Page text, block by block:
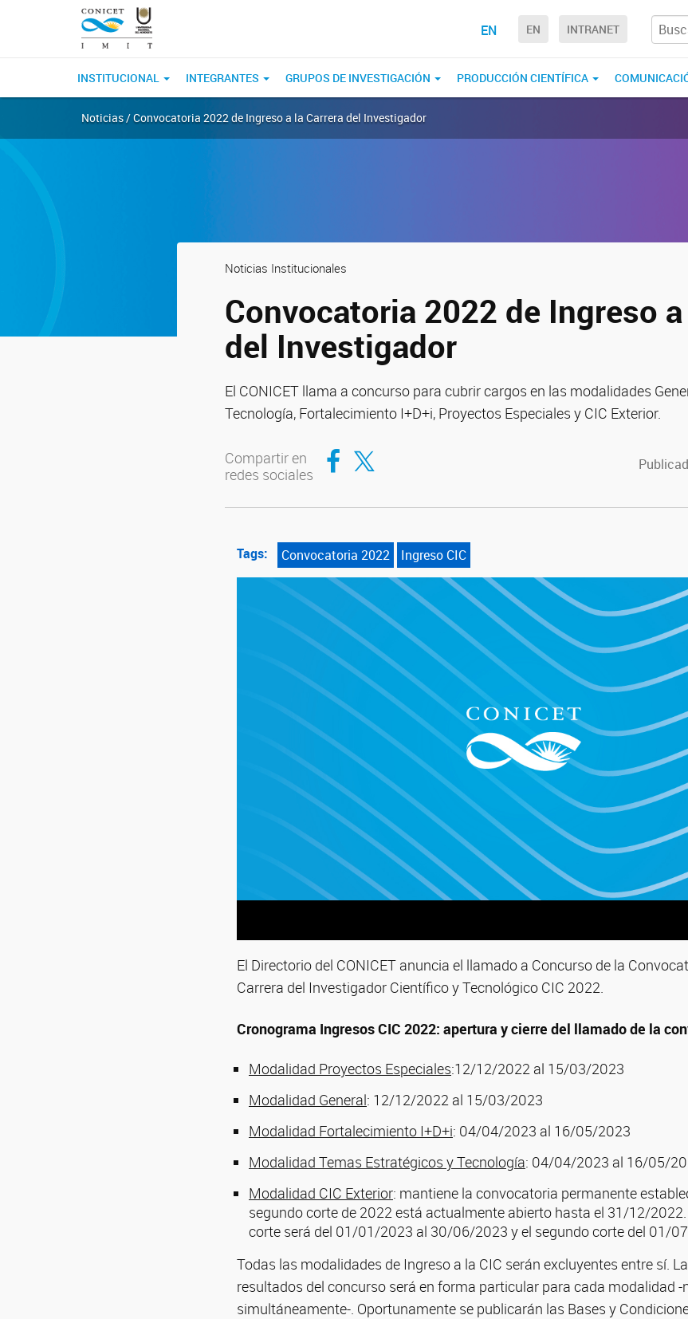
EN EN INTRANET
INSTITUCIONAL INTEGRANTES GRUPOS DE INVESTIGACIÓN PRODUCCIÓN CIENTÍFICA
Noticias / Convocatoria 2022 de Ingreso a la Carrera del Investigador
Noticias Institucionales
Convocatoria 2022 de Ingreso
del Investigador
El CONICET llama a concurso para cubrir cargos en las modalidades
Tecnología, Fortalecimiento I+D+i, Proyectos Especiales y CIC Exterior.
Compartir en
redes sociales
Compartir en Facebook
Compartir en Twitter
Tags: Convocatoria 2022 Ingreso CIC
El Directorio del CONICET anuncia el llamado a Concurso de la
Carrera del Investigador Científico y Tecnológico CIC 2022.
Cronograma Ingresos CIC 2022: apertura y cierre del llamado de la
Modalidad Proyectos Especiales:12/12/2022 al 15/03/2023
Modalidad General: 12/12/2022 al 15/03/2023
Modalidad Fortalecimiento I+D+i: 04/04/2023 al 16/05/2023
Modalidad Temas Estratégicos y Tecnología: 04/04/2023 al 16/05/
Modalidad CIC Exterior: mantiene la convocatoria permanente
segundo corte de 2022 está actualmente abierto hasta el 31/12/
corte será del 01/01/2023 al 30/06/2023 y el segundo corte del 01/
Todas las modalidades de Ingreso a la CIC serán excluyentes entre sí.
resultados del concurso será en forma particular para cada modalidad
simultáneamente-. Oportunamente se publicarán las Bases y